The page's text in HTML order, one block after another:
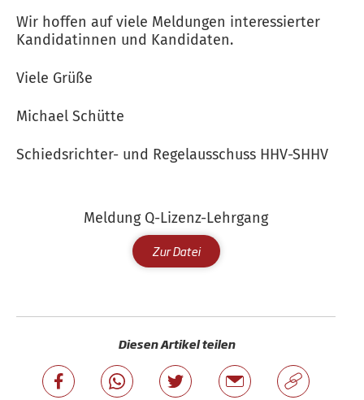
Wir hoffen auf viele Meldungen interessierter
Kandidatinnen und Kandidaten.
Viele Grüße
Michael Schütte
Schiedsrichter- und Regelausschuss HHV-SHHV
Meldung Q-Lizenz-Lehrgang
Zur Datei
Diesen Artikel teilen